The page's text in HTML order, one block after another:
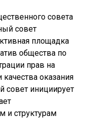
совета
совет
площадка
общества по
прав на
оказания
совет инициирует
и структурам